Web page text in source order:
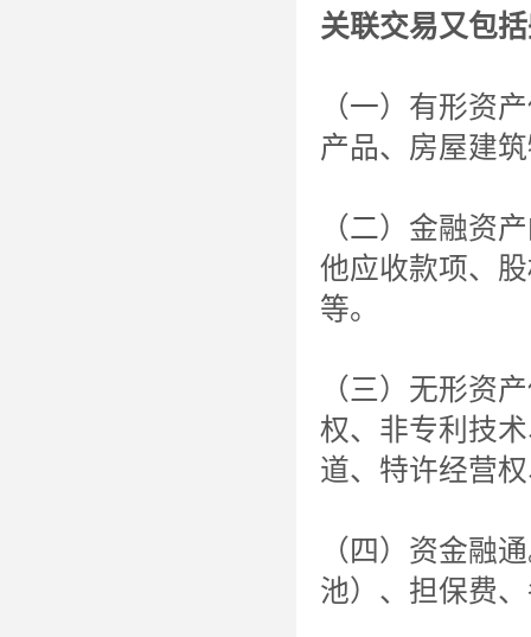
关联交易又包
（一）有形资
产品、房屋建
（二）金融资
他应收款项、
等。
（三）无形资
权、非专利技
道、特许经营
（四）资金融
池）、担保费